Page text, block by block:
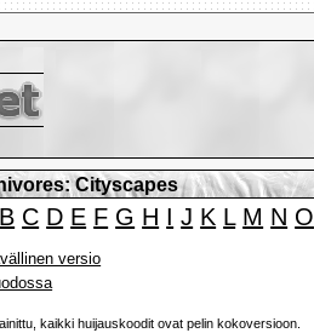
Cityscapes
B C D E F G H I J K L M N O
versio
kaikki huijauskoodit ovat pelin kokoversioon.